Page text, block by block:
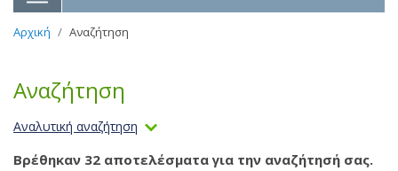
Αρχική Αναζήτηση
Αναζήτηση
Αναλυτική αναζήτηση
Βρέθηκαν 32 αποτελέσματα για την αναζήτησή σας.